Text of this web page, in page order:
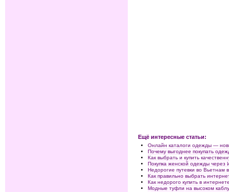
Ещё интересные статьи:
Онлайн каталоги одежды —
Почему выгоднее покупать
Как выбрать и купить
Покупка женской одежды
Недорогие путевки во Вьетнам
Как правильно выбрать
Как недорого купить в
Модные туфли на высоком